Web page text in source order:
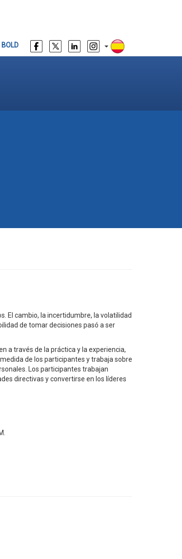
BOLD
El cambio, la incertidumbre, la volatilidad
de tomar decisiones pasó a ser
a través de la práctica y la experiencia,
de los participantes y trabaja sobre
Los participantes trabajan
directivas y convertirse en los líderes